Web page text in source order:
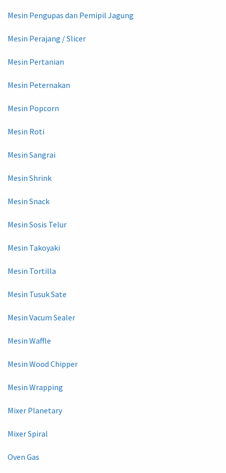
Mesin Pengupas dan Pemipil Jagung
Mesin Perajang / Slicer
Mesin Pertanian
Mesin Peternakan
Mesin Popcorn
Mesin Roti
Mesin Sangrai
Mesin Shrink
Mesin Snack
Mesin Sosis Telur
Mesin Takoyaki
Mesin Tortilla
Mesin Tusuk Sate
Mesin Vacum Sealer
Mesin Waffle
Mesin Wood Chipper
Mesin Wrapping
Mixer Planetary
Mixer Spiral
Oven Gas